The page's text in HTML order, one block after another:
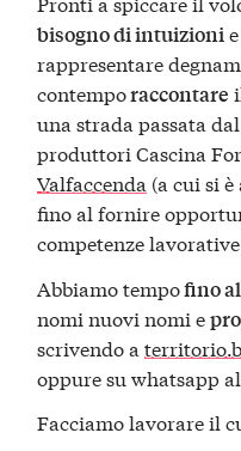
bisogno di intuizioni
rappresentare
contemporaccontare
una strada passata
produttori Cascina
Valfaccenda (a cui si
fino al fornire
competenze
Abbiamo tempofino
nomi nuovi nomi e
scrivendo a
oppure su whatsapp al
Facciamo lavorare il